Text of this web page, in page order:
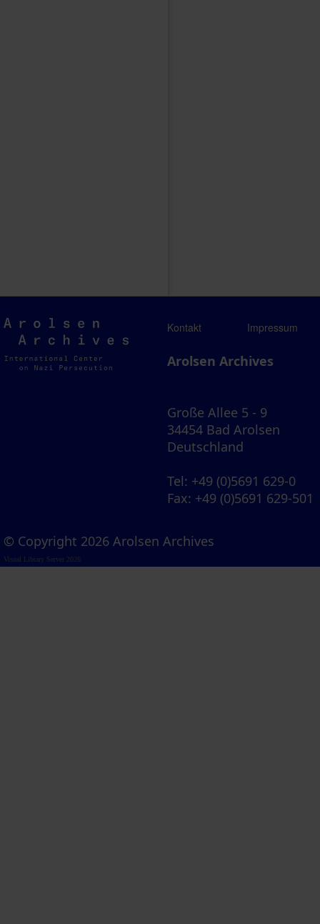
Arolsen
Archives
Kontakt Impressum
Arolsen Archives
Große Allee 5 - 9
34454 Bad Arolsen
Deutschland
Tel: +49 (0)5691 629-0
Fax: +49 (0)5691 629-501
© Copyright 2026 Arolsen Archives
Visual Library Server 2026